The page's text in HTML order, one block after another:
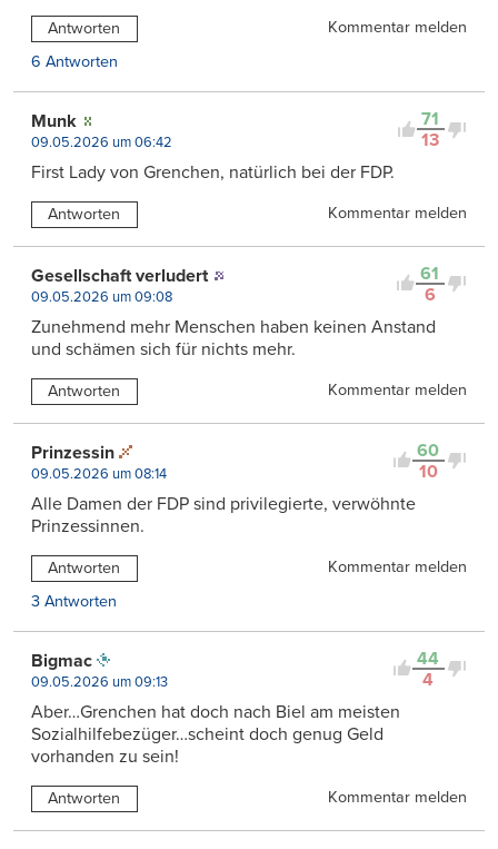
Antworten
Kommentar melden
6 Antworten
71
13
Munk
09.05.2026 um 06:42
First Lady von Grenchen, natürlich bei der FDP.
Antworten Kommentar melden
61
6
Gesellschaft verludert
09.05.2026 um 09:08
Zunehmend mehr Menschen haben keinen Anstand
und schämen sich für nichts mehr.
Antworten Kommentar melden
60
10
Prinzessin
09.05.2026 um 08:14
Alle Damen der FDP sind privilegierte, verwöhnte
Prinzessinnen.
Antworten
Kommentar melden
3 Antworten
44
4
Bigmac
09.05.2026 um 09:13
Aber…Grenchen hat doch nach Biel am meisten
Sozialhilfebezüger…scheint doch genug Geld
vorhanden zu sein!
Antworten Kommentar melden